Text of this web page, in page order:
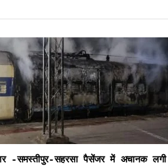
-समस्तीपुर-सहरसा पैसेंजर में अचानक लगी